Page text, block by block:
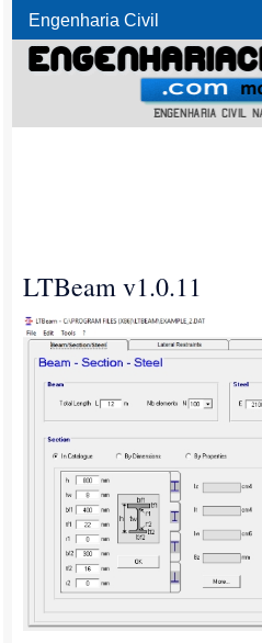
Engenharia Civil
LTBeam v1.0.11